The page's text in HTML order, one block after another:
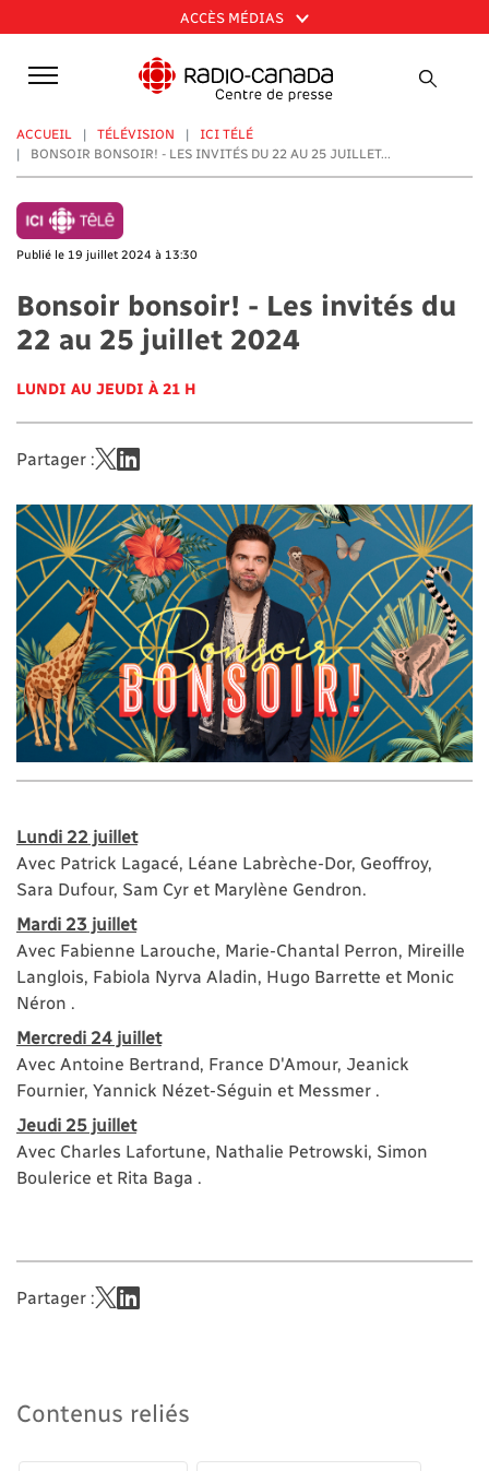
au
contenu
principal
ACCÈS MÉDIAS
ACCUEIL TÉLÉVISION
ICI TÉLÉ
BONSOIR BONSOIR! - LES INVITÉS DU 22 AU 25 JUILLET...
Publié le 19 juillet 2024 à 13:30
Bonsoir bonsoir! - Les invités du
22 au 25 juillet 2024
LUNDI AU JEUDI À 21 H
Partager :
Lundi 22 juillet
Avec Patrick Lagacé, Léane Labrèche-Dor, Geoffroy,
Sara Dufour, Sam Cyr et Marylène Gendron.
Mardi 23 juillet
Avec Fabienne Larouche, Marie-Chantal Perron, Mireille
Langlois, Fabiola Nyrva Aladin, Hugo Barrette et Monic
Néron .
Mercredi 24 juillet
Avec Antoine Bertrand, France D'Amour, Jeanick
Fournier, Yannick Nézet-Séguin et Messmer .
Jeudi 25 juillet
Avec Charles Lafortune, Nathalie Petrowski, Simon
Boulerice et Rita Baga .
Partager :
Contenus reliés